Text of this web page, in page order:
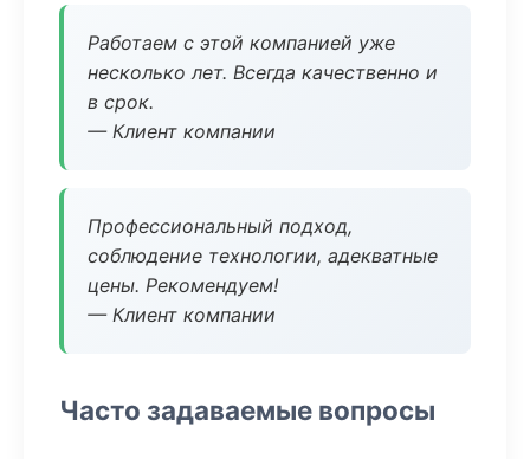
Работаем с этой компанией уже
несколько лет. Всегда качественно и
в срок.
— Клиент компании
Профессиональный подход,
соблюдение технологии, адекватные
цены. Рекомендуем!
— Клиент компании
Часто задаваемые вопросы